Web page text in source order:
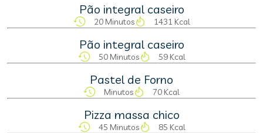
Pão integral caseiro
20 Minutos 1431 Kcal
Pão integral caseiro
50 Minutos 59 Kcal
Pastel de Forno
Minutos 70 Kcal
Pizza massa chico
45 Minutos 85 Kcal